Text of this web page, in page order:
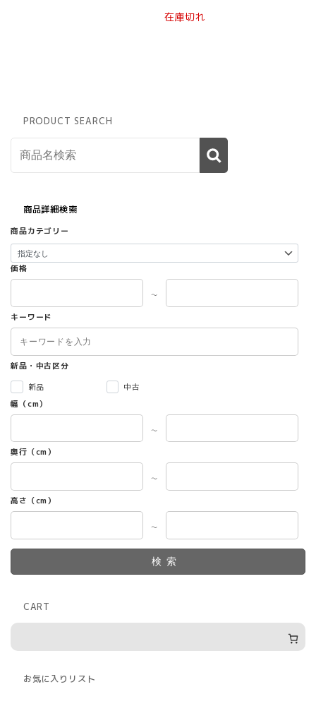
在庫切れ
PRODUCT SEARCH
商品詳細検索
商品カテゴリー
価格
～
キーワード
新品・中古区分
新品
中古
幅（cm）
～
奥行（cm）
～
高さ（cm）
～
検索
CART
お気に入りリスト